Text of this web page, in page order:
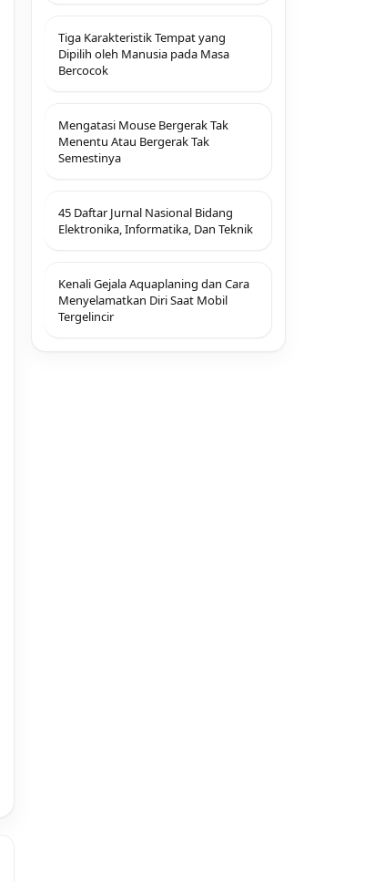
Tiga Karakteristik Tempat yang
Dipilih oleh Manusia pada Masa
Bercocok
Mengatasi Mouse Bergerak Tak
Menentu Atau Bergerak Tak
Semestinya
45 Daftar Jurnal Nasional Bidang
Elektronika, Informatika, Dan Teknik
Kenali Gejala Aquaplaning dan Cara
Menyelamatkan Diri Saat Mobil
Tergelincir